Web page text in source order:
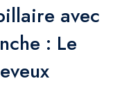
avec
: Le